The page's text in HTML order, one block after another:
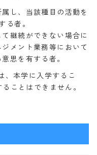
し、当該種目の活動を
る者。
継続ができない場合に
メント業務等において
思を有する者。
、本学に入学するこ
ことはできません。